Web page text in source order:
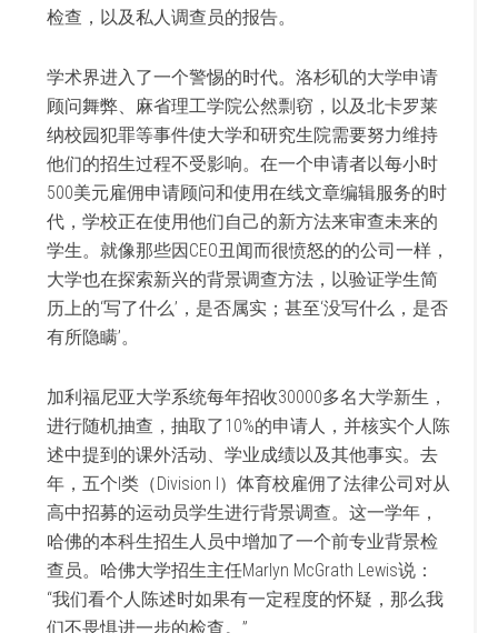
检查，以及私人调查员的报告。
学术界进入了一个警惕的时代。洛杉矶的大学申请
顾问舞弊、麻省理工学院公然剽窃，以及北卡罗莱
纳校园犯罪等事件使大学和研究生院需要努力维持
他们的招生过程不受影响。在一个申请者以每小时
500美元雇佣申请顾问和使用在线文章编辑服务的时
代，学校正在使用他们自己的新方法来审查未来的
学生。就像那些因CEO丑闻而很愤怒的的公司一样，
大学也在探索新兴的背景调查方法，以验证学生简
历上的‘写了什么’，是否属实；甚至‘没写什么，是否
有所隐瞒’。
加利福尼亚大学系统每年招收30000多名大学新生，
进行随机抽查，抽取了10%的申请人，并核实个人陈
述中提到的课外活动、学业成绩以及其他事实。去
年，五个I类（Division I）体育校雇佣了法律公司对从
高中招募的运动员学生进行背景调查。这一学年，
哈佛的本科生招生人员中增加了一个前专业背景检
查员。哈佛大学招生主任Marlyn McGrath Lewis说：
“我们看个人陈述时如果有一定程度的怀疑，那么我
们不畏惧进一步的检查。”